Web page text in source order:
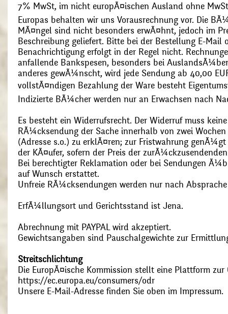
7% MwSt, im nicht europÃ¤ischen Ausland ohne
Europas behalten wir uns Vorausrechnung vor. Die
MÃ¤ngel sind nicht besonders erwÃ¤hnt, jedoch im
Beschreibung geliefert. Bitte bei der Bestellung E-Mail
Benachrichtigung erfolgt in der Regel nicht.
anfallende Bankspesen, besonders bei
anderes gewÃ¼nscht, wird jede Sendung ab 40,00
vollstÃ¤ndigen Bezahlung der Ware besteht
Indizierte BÃ¼cher werden nur an Erwachsen nach
Es besteht ein Widerrufsrecht. Der Widerruf muss
RÃ¼cksendung der Sache innerhalb von zwei
(Adresse s.o.) zu erklÃ¤ren; zur Fristwahrung
der KÃ¤ufer, sofern der Preis der
Bei berechtigter Reklamation oder bei Sendungen
auf Wunsch erstattet.
Unfreie RÃ¼cksendungen werden nur nach
ErfÃ¼llungsort und Gerichtsstand ist Jena.
Abrechnung mit PAYPAL wird akzeptiert.
Gewichtsangaben sind Pauschalgewichte zur
Streitschlichtung
Die EuropÃ¤ische Kommission stellt eine Plattform
https://ec.europa.eu/consumers/odr
Unsere E-Mail-Adresse finden Sie oben im Impressum.